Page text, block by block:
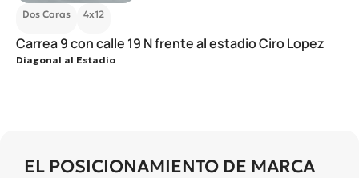
Dos Caras 4x12
Carrea 9 con calle 19 N frente al estadio Ciro Lopez
Diagonal al Estadio
EL POSICIONAMIENTO DE MARCA